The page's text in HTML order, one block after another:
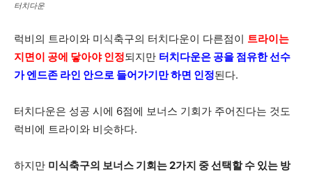
터치다운
럭비의 트라이와 미식축구의 터치다운이 다른점이 트라이는
지면이 공에 닿아야 인정되지만 터치다운은 공을 점유한 선수
가 엔드존 라인 안으로 들어가기만 하면 인정된다.
터치다운은 성공 시에 6점에 보너스 기회가 주어진다는 것도
럭비에 트라이와 비슷하다.
하지만 미식축구의 보너스 기회는 2가지 중 선택할 수 있는 방